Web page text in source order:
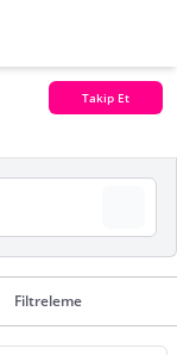
Takip Et
Filtreleme